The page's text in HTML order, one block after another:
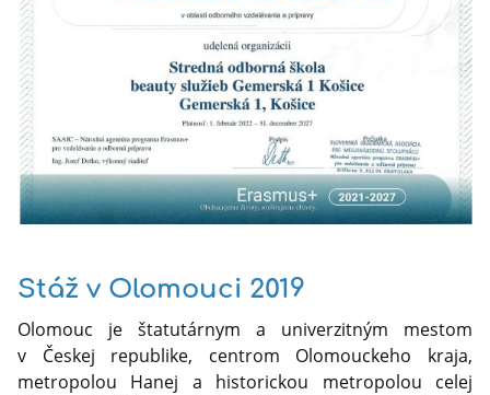
Stáž v Olomouci 2019
Olomouc je štatutárnym a univerzitným mestom
v Českej republike, centrom Olomouckeho kraja,
metropolou Hanej a historickou metropolou celej